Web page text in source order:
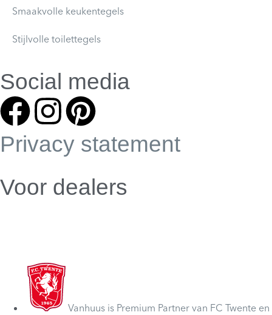
Smaakvolle keukentegels
Stijlvolle toilettegels
Social media
Privacy statement
Voor dealers
Vanhuus is Premium Partner van FC Twente en